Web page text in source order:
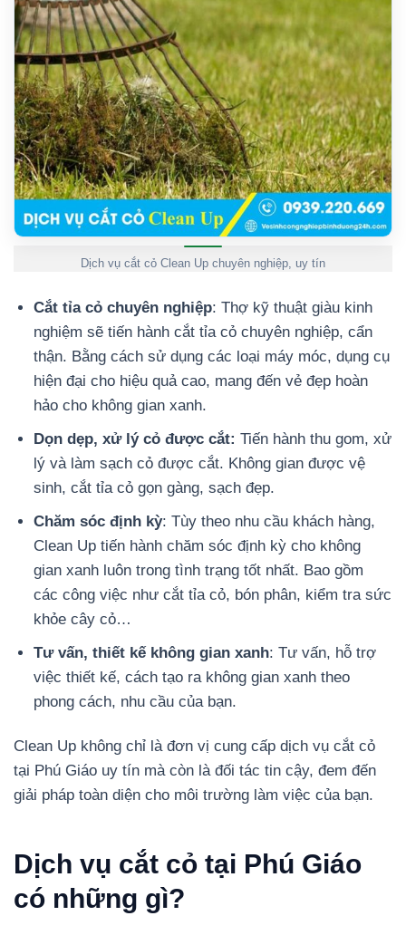
Dịch vụ cắt cỏ Clean Up chuyên nghiệp, uy tín
Cắt tỉa cỏ chuyên nghiệp: Thợ kỹ thuật giàu kinh
nghiệm sẽ tiến hành cắt tỉa cỏ chuyên nghiệp, cẩn
thận. Bằng cách sử dụng các loại máy móc, dụng cụ
hiện đại cho hiệu quả cao, mang đến vẻ đẹp hoàn
hảo cho không gian xanh.
Dọn dẹp, xử lý cỏ được cắt: Tiến hành thu gom, xử
lý và làm sạch cỏ được cắt. Không gian được vệ
sinh, cắt tỉa cỏ gọn gàng, sạch đẹp.
Chăm sóc định kỳ: Tùy theo nhu cầu khách hàng,
Clean Up tiến hành chăm sóc định kỳ cho không
gian xanh luôn trong tình trạng tốt nhất. Bao gồm
các công việc như cắt tỉa cỏ, bón phân, kiểm tra sức
khỏe cây cỏ…
Tư vấn, thiết kế không gian xanh: Tư vấn, hỗ trợ
việc thiết kế, cách tạo ra không gian xanh theo
phong cách, nhu cầu của bạn.
Clean Up không chỉ là đơn vị cung cấp dịch vụ cắt cỏ
tại Phú Giáo uy tín mà còn là đối tác tin cậy, đem đến
giải pháp toàn diện cho môi trường làm việc của bạn.
Dịch vụ cắt cỏ tại Phú Giáo
có những gì?